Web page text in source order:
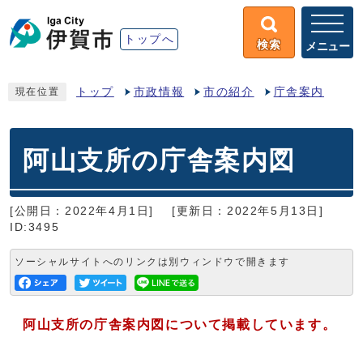
トップへ 検索 メニュー
現在位置 トップ 市政情報 市の紹介 庁舎案内
阿山支所の庁舎案内図
[公開日：2022年4月1日]
[更新日：2022年5月13日]
ID:3495
ソーシャルサイトへのリンクは別ウィンドウで開きます
阿山支所の庁舎案内図について掲載しています。